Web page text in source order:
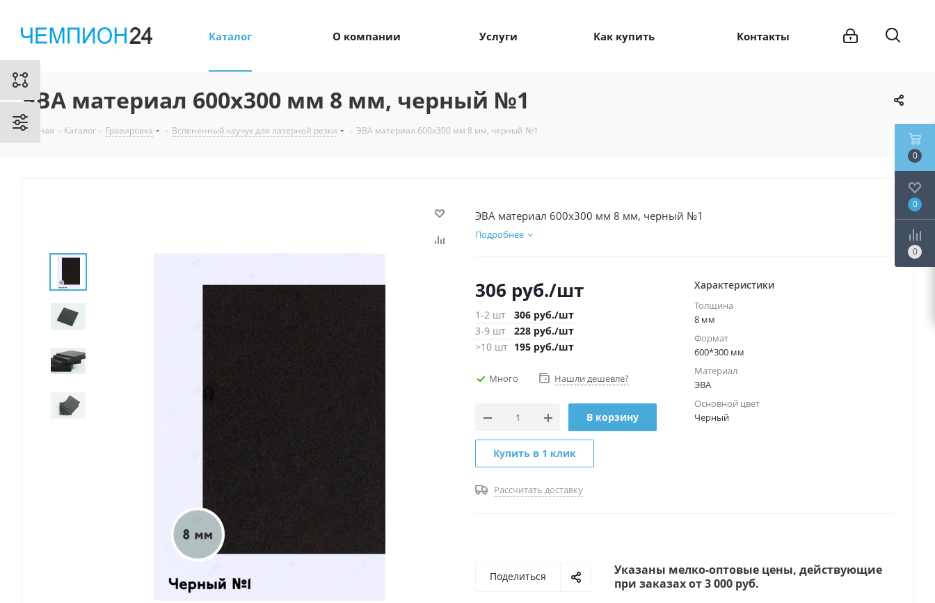
Каталог О компании Услуги Как купить Контакты
ЭВА материал 600х300 мм 8 мм, черный №1
Главная - Каталог - Гравировка - Вспененный каучук для лазерной резки - ЭВА материал 600х300 мм 8 мм, черный №1
ЭВА материал 600х300 мм 8 мм, черный №1
Подробнее
306 руб./шт
1-2 шт 306 руб./шт
3-9 шт
228 руб./шт
>10 шт 195 руб./шт
Много Нашли дешевле?
В корзину
Купить в 1 клик
Рассчитать доставку
Характеристики
Толщина
8 мм
Формат
600*300 мм
Материал
ЭВА
Основной цвет
Черный
Поделиться
Указаны мелко-оптовые цены, действующие
при заказах от 3 000 руб.
0
0
0